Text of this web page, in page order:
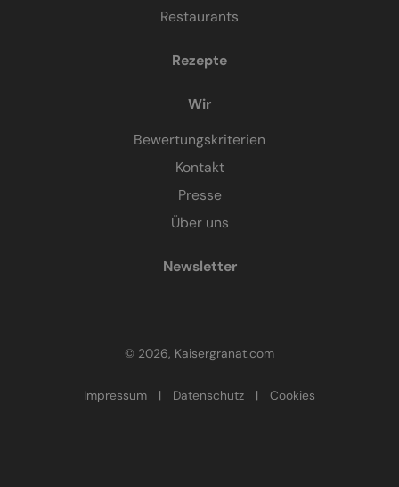
Restaurants
Rezepte
Wir
Bewertungskriterien
Kontakt
Presse
Über uns
Newsletter
© 2026, Kaisergranat.com
Impressum | Datenschutz | Cookies